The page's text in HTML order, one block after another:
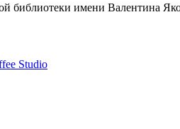
библиотеки имени Валентина
Studio